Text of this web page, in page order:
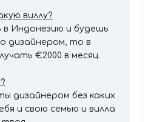
виллу?
в Индонезию и будешь
дизайнером, то в
€2000 в месяц.
дизайнером без каких
и свою семью и вилла